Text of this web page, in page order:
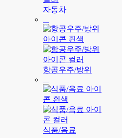
자동차
항공우주/방위
식품/음료